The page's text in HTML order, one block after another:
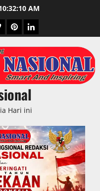
AM
PinterestLinkedIn
Hari ini